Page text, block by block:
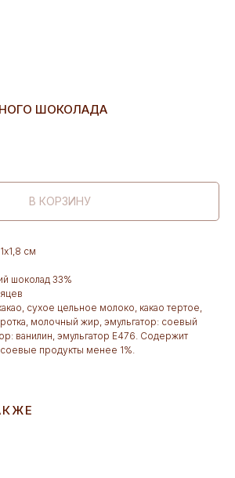
ШОКОЛАДА
В КОРЗИНУ
см
шоколад 33%
сухое цельное молоко, какао тертое,
молочный жир, эмульгатор: соевый
ванилин, эмульгатор Е476. Содержит
продукты менее 1%.